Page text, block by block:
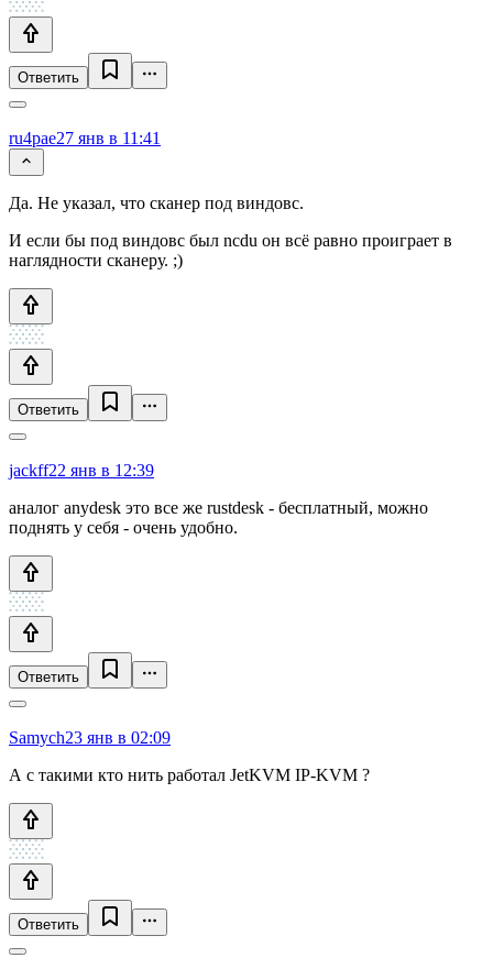
Ответить
ru4pae27 янв в 11:41
Да. Не указал, что сканер под виндовс.
И если бы под виндовс был ncdu он всё равно проиграет в
наглядности сканеру. ;)
Ответить
jackff22 янв в 12:39
аналог anydesk это все же rustdesk - бесплатный, можно
поднять у себя - очень удобно.
Ответить
Samych23 янв в 02:09
А с такими кто нить работал JetKVM IP-KVM ?
Ответить